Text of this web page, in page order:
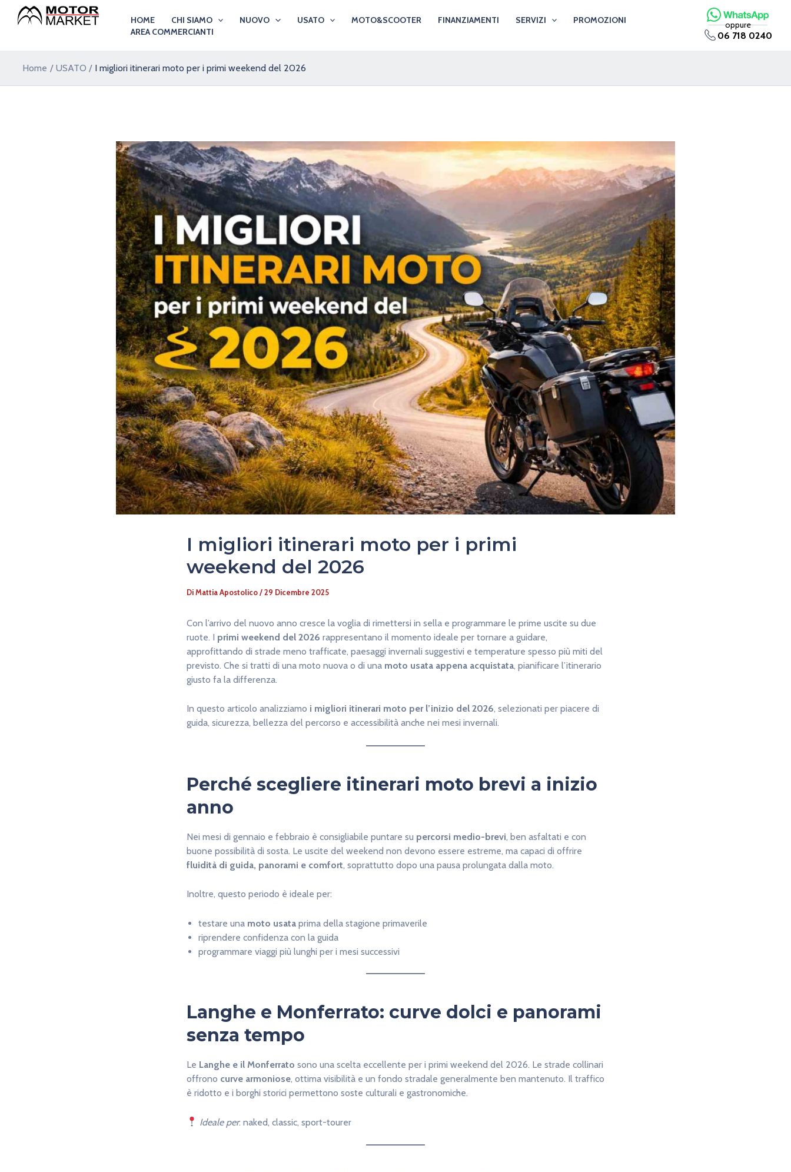
HOME CHI SIAMO NUOVO USATO MOTO&SCOOTER FINANZIAMENTI SERVIZI
PROMOZIONI
AREA COMMERCIANTI
oppure
06 718 0240
Home USATO I migliori itinerari moto per i primi weekend del 2026
I migliori itinerari moto per i primi
weekend del 2026
DiMattia Apostolico/29 Dicembre 2025
Con l’arrivo del nuovo anno cresce la voglia di rimettersi in sella e programmare le prime uscite su due
ruote. I primi weekend del 2026 rappresentano il momento ideale per tornare a guidare,
approfittando di strade meno trafficate, paesaggi invernali suggestivi e temperature spesso più miti del
previsto. Che si tratti di una moto nuova o di una moto usata appena acquistata, pianificare l’itinerario
giusto fa la differenza.
In questo articolo analizziamo i migliori itinerari moto per l’inizio del 2026, selezionati per piacere di
guida, sicurezza, bellezza del percorso e accessibilità anche nei mesi invernali.
Perché scegliere itinerari moto brevi a inizio
anno
Nei mesi di gennaio e febbraio è consigliabile puntare su percorsi medio-brevi, ben asfaltati e con
buone possibilità di sosta. Le uscite del weekend non devono essere estreme, ma capaci di offrire
fluidità di guida, panorami e comfort, soprattutto dopo una pausa prolungata dalla moto.
Inoltre, questo periodo è ideale per:
testare una moto usata prima della stagione primaverile
riprendere confidenza con la guida
programmare viaggi più lunghi per i mesi successivi
Langhe e Monferrato: curve dolci e panorami
senza tempo
Le Langhe e il Monferrato sono una scelta eccellente per i primi weekend del 2026. Le strade collinari
offrono curve armoniose, ottima visibilità e un fondo stradale generalmente ben mantenuto. Il traffico
è ridotto e i borghi storici permettono soste culturali e gastronomiche.
Ideale per: naked, classic, sport-tourer
articoli